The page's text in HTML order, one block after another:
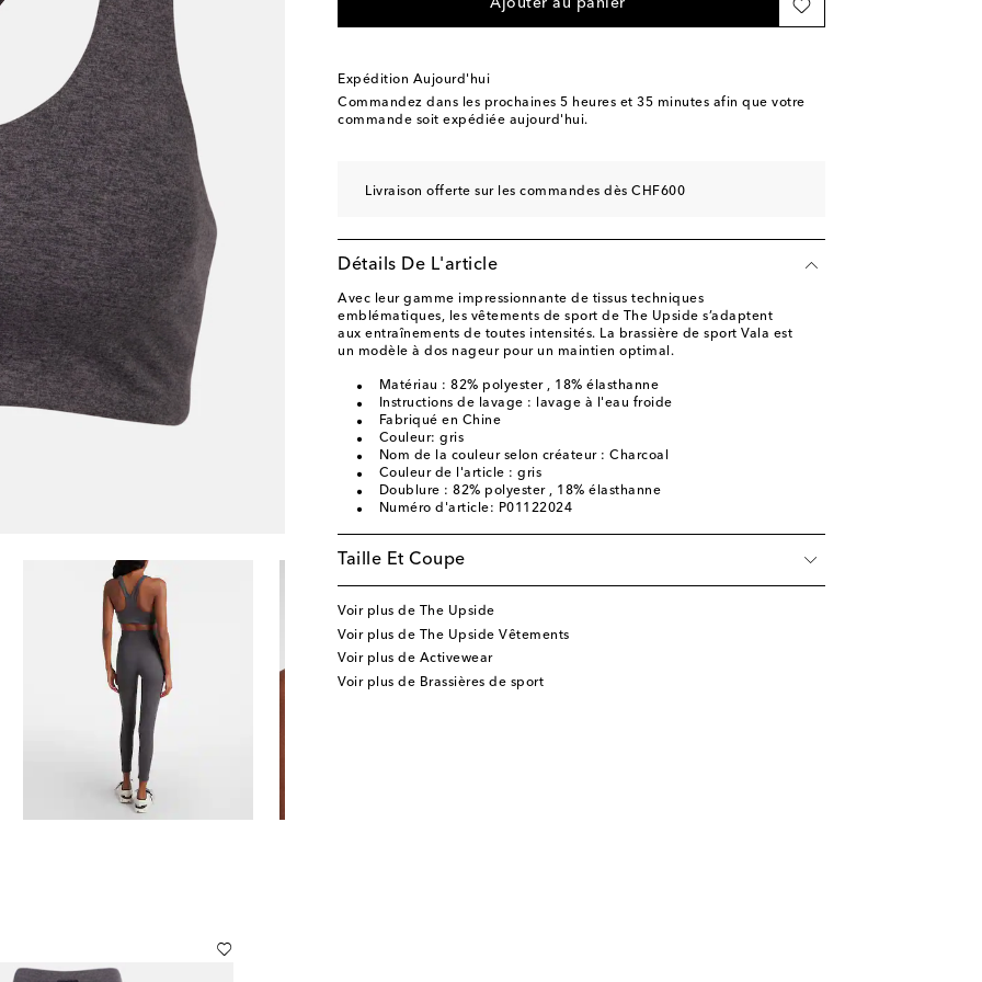
Ajouter au panier
Expédition Aujourd'hui
Commandez dans les prochaines 5 heures et 35 minutes afin que votre
commande soit expédiée aujourd'hui.
Livraison offerte sur les commandes dès CHF600
Détails De L'article
Avec leur gamme impressionnante de tissus techniques
emblématiques, les vêtements de sport de The Upside s’adaptent
aux entraînements de toutes intensités. La brassière de sport Vala est
un modèle à dos nageur pour un maintien optimal.
Matériau : 82% polyester , 18% élasthanne
Instructions de lavage : lavage à l'eau froide
Fabriqué en Chine
Couleur: gris
Nom de la couleur selon créateur : Charcoal
Couleur de l'article : gris
Doublure : 82% polyester , 18% élasthanne
Numéro d'article: P01122024
Taille Et Coupe
Voir plus de The Upside
Voir plus de The Upside Vêtements
Voir plus de Activewear
Voir plus de Brassières de sport